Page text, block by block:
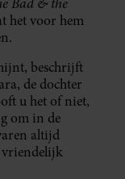
het voor hem
beschrijft
de dochter
u het of niet,
om in de
altijd
vriendelijk